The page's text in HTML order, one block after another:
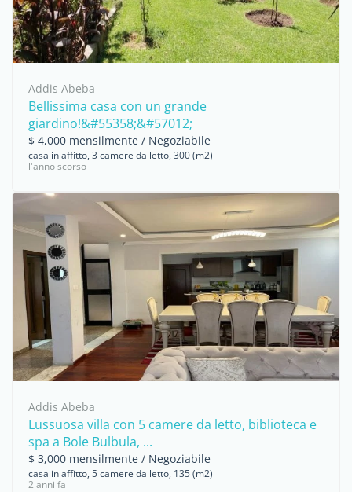
Addis Abeba
Bellissima casa con un grande
giardino!&#55358;&#57012;
$ 4,000 mensilmente / Negoziabile
casa in affitto, 3 camere da letto, 300 (m2)
l'anno scorso
Addis Abeba
Lussuosa villa con 5 camere da letto, biblioteca e
spa a Bole Bulbula, ...
$ 3,000 mensilmente / Negoziabile
casa in affitto, 5 camere da letto, 135 (m2)
2 anni fa